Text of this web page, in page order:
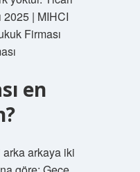
2025 | MIHCI
Firması
en
arka arkaya iki